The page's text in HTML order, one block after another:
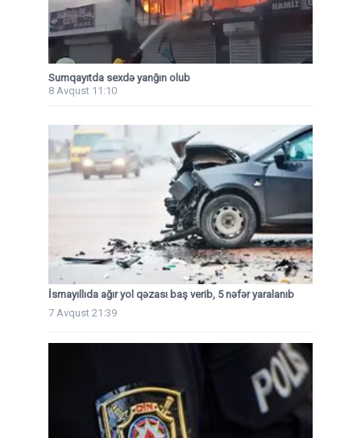
Sumqayıtda sexdə yanğın olub
8 Avqust 11:10
İsmayıllıda ağır yol qəzası baş verib, 5 nəfər yaralanıb
7 Avqust 21:39